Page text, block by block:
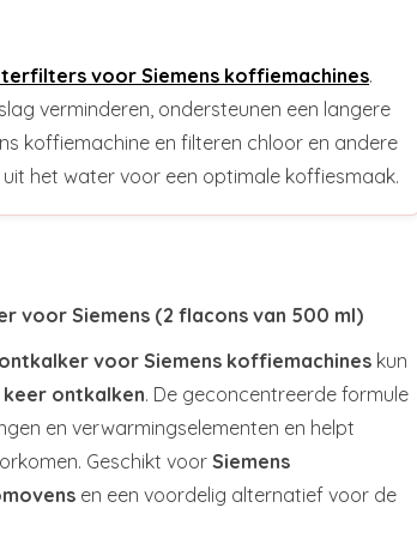
voor Siemens koffiemachines.
verminderen, ondersteunen een langere
koffiemachine en filteren chloor en andere
het water voor een optimale koffiesmaak.
voor Siemens (2 flacons van 500 ml)
voor Siemens koffiemachines kun
keer ontkalken. De geconcentreerde formule
en verwarmingselementen en helpt
Geschikt voorSiemens
en een voordelig alternatief voor de